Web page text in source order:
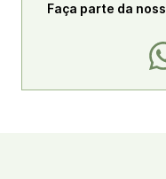
Faça parte da